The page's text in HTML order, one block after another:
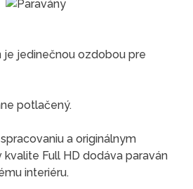
je jedinečnou ozdobou pre
potlačený.
a originálnym
Full HD dodáva paraván
interiéru.